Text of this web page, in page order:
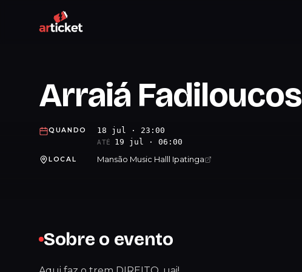
Arraiá Fadiloucos
QUANDO 18 jul · 23:00
ATÉ 19 jul · 06:00
LOCAL Mansão Music Halll Ipatinga
Sobre o evento